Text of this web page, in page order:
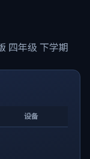
四年级 下学期
设备